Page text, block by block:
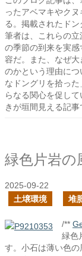
ったアベマキやク
る。掲載されたド
筆者は、これらの
の季節の到来を実
容だ。また、なぜ
のかという理由に
なドングリを拾っ
らなる関心を促し
きが垣間見える記事
緑色片岩の
2025-09-22
土壌環境
堆
/**
緑色
す。小石は薄い色